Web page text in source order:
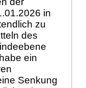
in
zu
des
ein
Senkung